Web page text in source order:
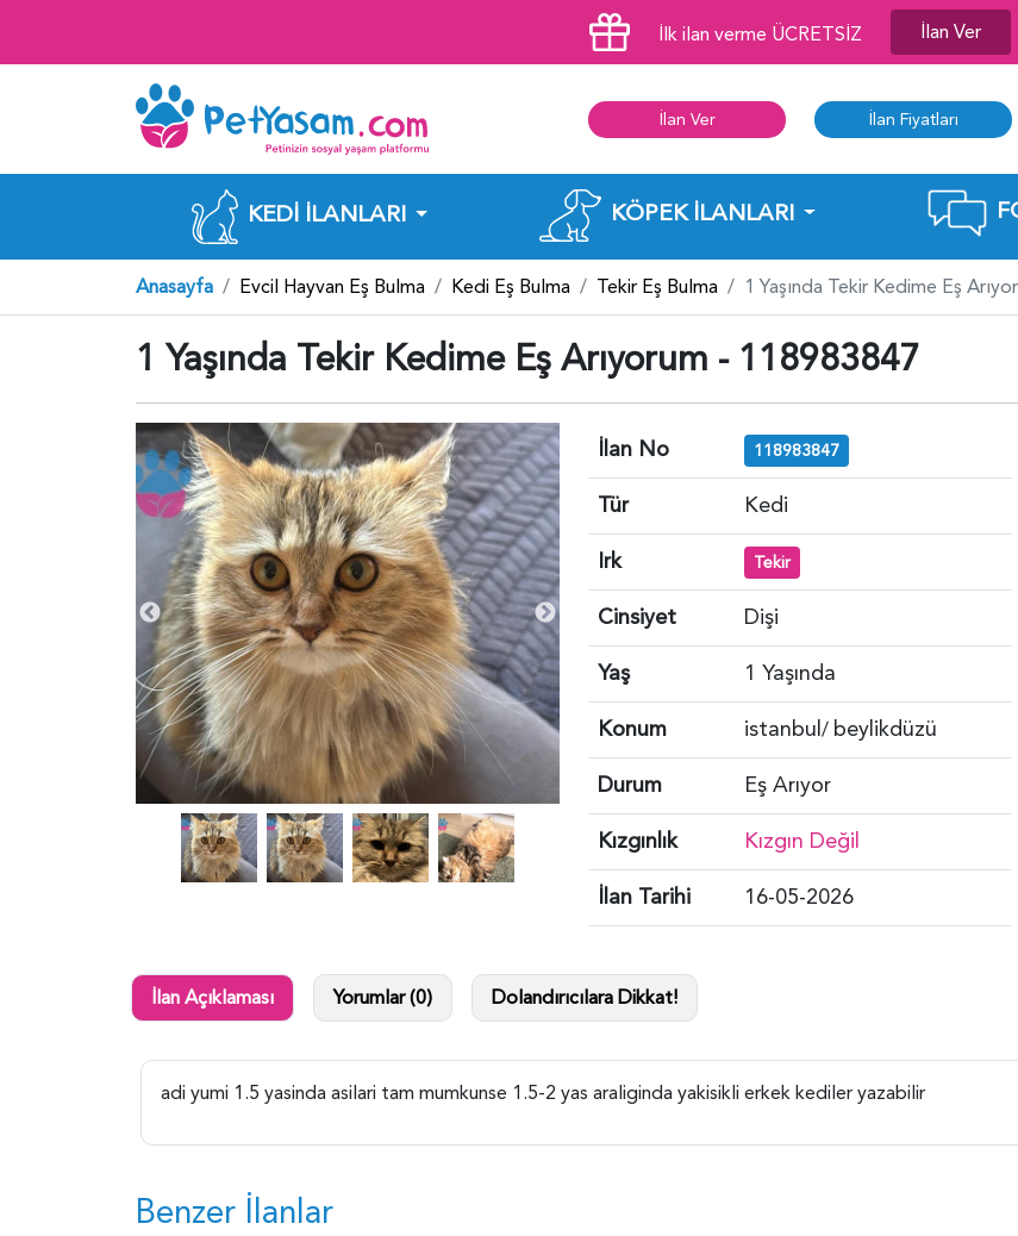
İlk ilan verme ÜCRETSİZ İlan Ver
İlan Ver İlan Fiyatları
KEDI İLANLARI KÖPEK İLANLARI
Anasayfa Evcil Hayvan Eş Bulma Kedi Eş Bulma Tekir Eş Bulma 1 Yaşında Tekir Kedime Eş
1 Yaşında Tekir Kedime Eş Arıyorum - 118983847
İlan No 118983847
Tür
Kedi
Irk
Tekir
Cinsiyet
Dişi
Yaş
1 Yaşında
Konum
istanbul/ beylikdüzü
Durum
Eş Arıyor
Kızgınlık
Kızgın Değil
İlan Tarihi
16-05-2026
İlan Açıklaması Yorumlar (0) Dolandırıcılara Dikkat!
adi yumi 1.5 yasinda asilari tam mumkunse 1.5-2 yas araliginda yakisikli erkek kediler yazabilir
Benzer İlanlar